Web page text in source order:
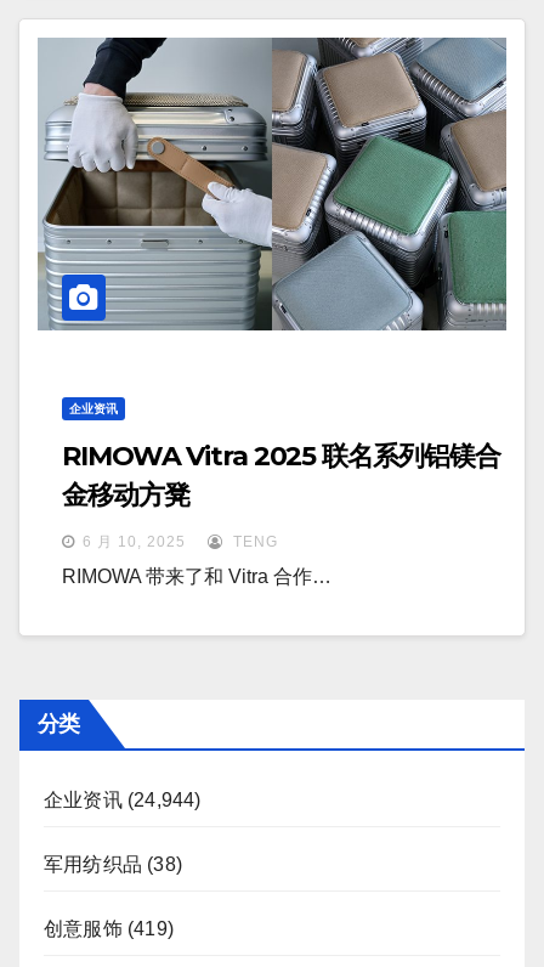
企业资讯
RIMOWA Vitra 2025 联名系列铝镁合
金移动方凳
6 月 10, 2025 TENG
RIMOWA 带来了和 Vitra 合作…
分类
企业资讯(24,944)
军用纺织品 (38)
创意服饰(419)